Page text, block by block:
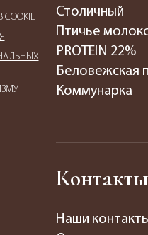
Столичный
Птичье
PROTEIN 22%
Беловежская
Коммунарка
Контакты
Наши